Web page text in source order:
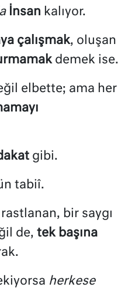
İnsan kalıyor.
çalışmak, oluşan
demek ise.
elbette; ama her
gibi.
tabiî.
bir saygı
de, tek başına
herkese